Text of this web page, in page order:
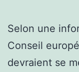
Selon une
Conseil
devraient se